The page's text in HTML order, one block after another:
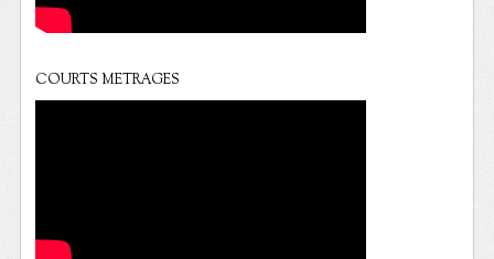
COURTS METRAGES